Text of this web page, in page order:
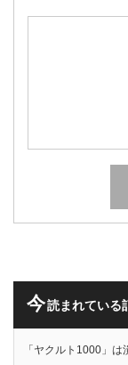
今読まれている
「ヤクルト1000」